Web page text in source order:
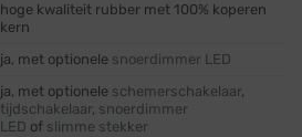
hoge kwaliteit rubber met 100% koperen
kern
ja, met optionele snoerdimmer LED
ja, met optionele schemerschakelaar,
tijdschakelaar, snoerdimmer
LED of slimme stekker